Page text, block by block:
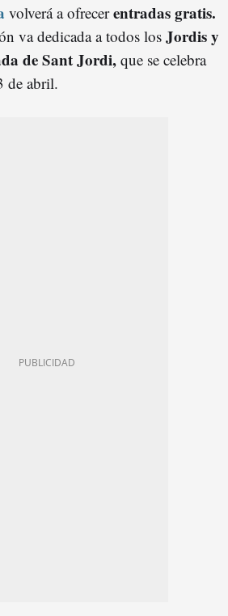
volverá a ofrecerentradas gratis.
va dedicada a todos los Jordis y
de Sant Jordi, que se celebra
de abril.